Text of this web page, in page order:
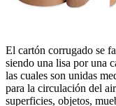
El cartón corrugado se
siendo una lisa por una
las cuales son unidas
para la circulación del
superficies, objetos,